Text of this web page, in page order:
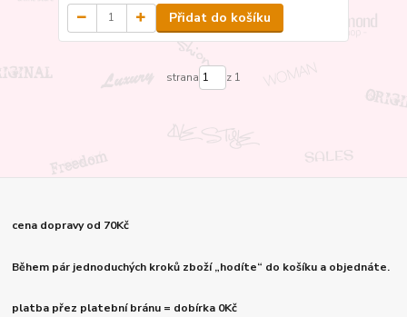
Přidat do košíku
strana z 1
cena dopravy od 70Kč
Během pár jednoduchých kroků zboží „hodíte“ do košíku a objednáte.
platba přez platební bránu = dobírka 0Kč